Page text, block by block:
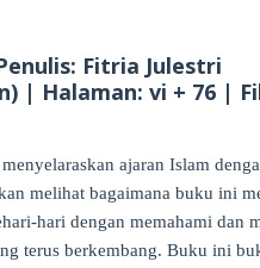
Fitria Julestri
| Halaman: vi + 76 |
ajaran Islam
melihat bagaimana buku ini
hari dengan memahami dan
terus berkembang. Buku ini